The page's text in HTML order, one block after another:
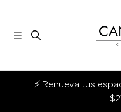
⚡ Renueva tus